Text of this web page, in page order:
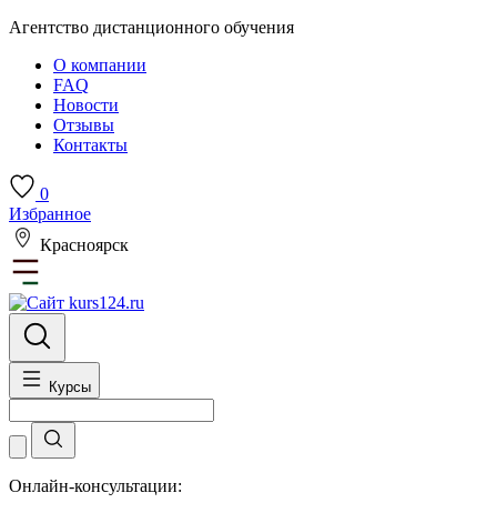
Агентство дистанционного обучения
О компании
FAQ
Новости
Отзывы
Контакты
0
Избранное
Красноярск
Курсы
Онлайн-консультации: